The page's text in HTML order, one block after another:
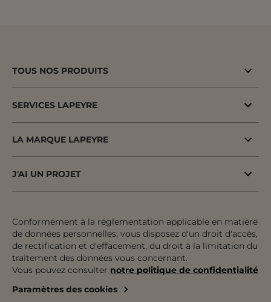
TOUS NOS PRODUITS
Cuisine & Electroménager
Salle de bains & WC
Escalier, Rampe & Main-courante
Jardin & Extérieur
Revêtement sol & mur
Équipement & Outil
SERVICES LAPEYRE
Conseil à domicile
Conseil en magasin
Financement
Le paiement en plusieurs fois
LA MARQUE LAPEYRE
Engagements pour tous
Développement durable
Recrutement
Devenez franchisé
J'AI UN PROJET
Inspiration & Tendances
Préparer mon projet
Expertises & Tutoriels
Outils de configuration
Conformément à la réglementation applicable en matière
de données personnelles, vous disposez d'un droit d'accès,
de rectification et d'effacement, du droit à la limitation du
traitement des données vous concernant.
Vous pouvez consulter notre politique de confidentialité
Paramètres des cookies